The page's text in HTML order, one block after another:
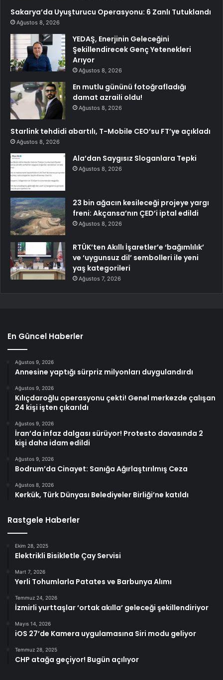
Sakarya’da Uyuşturucu Operasyonu: 6 Zanlı Tutuklandı
Ağustos 8, 2026
YEDAŞ, Enerjinin Geleceğini
Şekillendirecek Genç Yetenekleri
Arıyor
Ağustos 8, 2026
En mutlu gününü fotoğrafladığı
damat azraili oldu!
Ağustos 8, 2026
Starlink tehdidi abartılı, T-Mobile CEO’su FT’ye açıkladı
Ağustos 8, 2026
Ala’dan Saygısız Sloganlara Tepki
Ağustos 8, 2026
23 bin ağacın kesileceği projeye yargı
freni: Akçansa’nın ÇED’i iptal edildi
Ağustos 8, 2026
RTÜK’ten Akıllı İşaretler’e ‘bağımlılık’
ve ‘uygunsuz dil’ sembolleri ile yeni
yaş kategorileri
Ağustos 7, 2026
En Güncel Haberler
Ağustos 9, 2026
Annesine yaptığı sürpriz milyonları duygulandırdı
Ağustos 9, 2026
Kılıçdaroğlu operasyonu çekti! Genel merkezde çalışan
24 kişi işten çıkarıldı
Ağustos 9, 2026
İran’da infaz dalgası sürüyor! Protesto davasında 2
kişi daha idam edildi
Ağustos 9, 2026
Bodrum’da Cinayet: Sanığa Ağırlaştırılmış Ceza
Ağustos 8, 2026
Kerkük, Türk Dünyası Belediyeler Birliği’ne katıldı
Rastgele Haberler
Ekim 28, 2025
Elektrikli Bisikletle Çay Servisi
Mart 7, 2026
Yerli Tohumlarla Patates ve Barbunya Alımı
Temmuz 24, 2026
İzmirli yurttaşlar ‘ortak akılla’ geleceği şekillendiriyor
Mayıs 14, 2026
iOS 27’de Kamera uygulamasına Siri modu geliyor
Temmuz 28, 2025
CHP atağa geçiyor! Bugün açılıyor